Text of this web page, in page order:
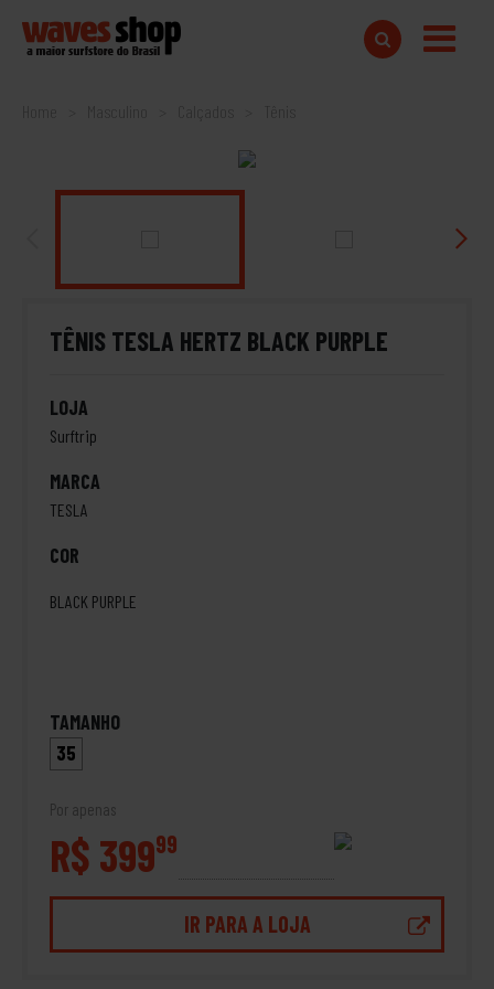
Home
TÊNIS TESLA HERTZ BLACK PURPLE
LOJA
Surftrip
MARCA
TESLA
COR
BLACK PURPLE
TAMANHO
35
Por apenas
R$ 39999
IR PARA A LOJA